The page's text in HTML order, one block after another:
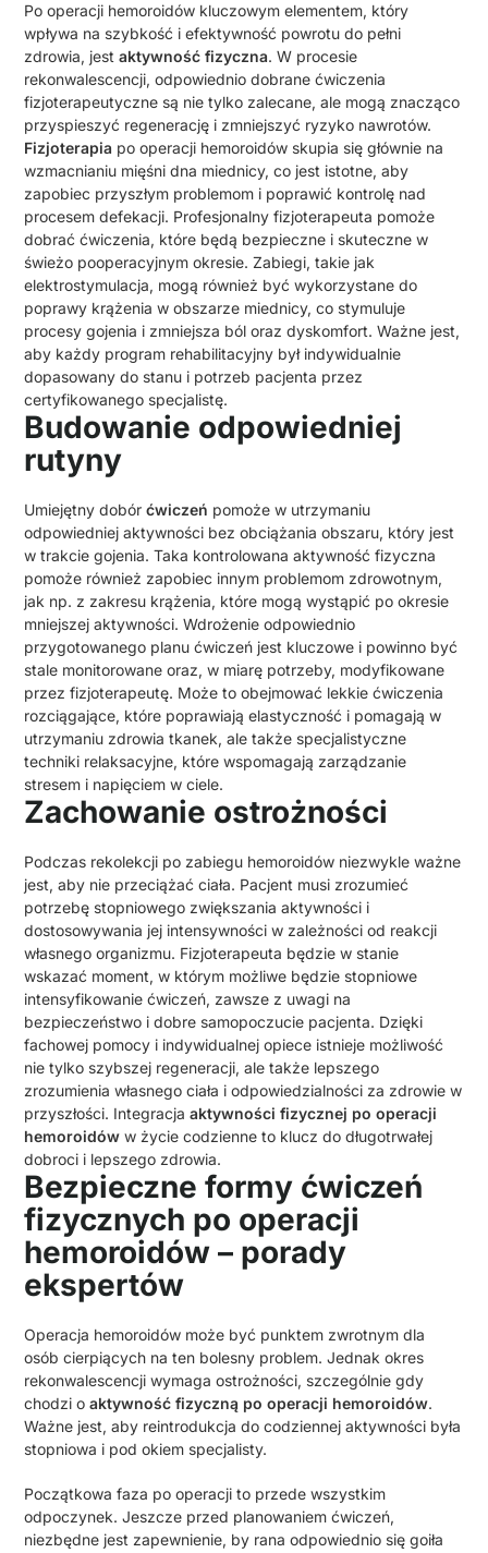
Po operacji hemoroidów kluczowym elementem, który
wpływa na szybkość i efektywność powrotu do pełni
zdrowia, jestaktywność fizyczna. W procesie
rekonwalescencji, odpowiednio dobrane ćwiczenia
fizjoterapeutyczne są nie tylko zalecane, ale mogą znacząco
przyspieszyć regenerację i zmniejszyć ryzyko nawrotów.
Fizjoterapia po operacji hemoroidów skupia się głównie na
wzmacnianiu mięśni dna miednicy, co jest istotne, aby
zapobiec przyszłym problemom i poprawić kontrolę nad
procesem defekacji. Profesjonalny fizjoterapeuta pomoże
dobrać ćwiczenia, które będą bezpieczne i skuteczne w
świeżo pooperacyjnym okresie. Zabiegi, takie jak
elektrostymulacja, mogą również być wykorzystane do
poprawy krążenia w obszarze miednicy, co stymuluje
procesy gojenia i zmniejsza ból oraz dyskomfort. Ważne jest,
aby każdy program rehabilitacyjny był indywidualnie
dopasowany do stanu i potrzeb pacjenta przez
certyfikowanego specjalistę.
Budowanie odpowiedniej
rutyny
Umiejętny dobórćwiczeń pomoże w utrzymaniu
odpowiedniej aktywności bez obciążania obszaru, który jest
w trakcie gojenia. Taka kontrolowana aktywność fizyczna
pomoże również zapobiec innym problemom zdrowotnym,
jak np. z zakresu krążenia, które mogą wystąpić po okresie
mniejszej aktywności. Wdrożenie odpowiednio
przygotowanego planu ćwiczeń jest kluczowe i powinno być
stale monitorowane oraz, w miarę potrzeby, modyfikowane
przez fizjoterapeutę. Może to obejmować lekkie ćwiczenia
rozciągające, które poprawiają elastyczność i pomagają w
utrzymaniu zdrowia tkanek, ale także specjalistyczne
techniki relaksacyjne, które wspomagają zarządzanie
stresem i napięciem w ciele.
Zachowanie ostrożności
Podczas rekolekcji po zabiegu hemoroidów niezwykle ważne
jest, aby nie przeciążać ciała. Pacjent musi zrozumieć
potrzebę stopniowego zwiększania aktywności i
dostosowywania jej intensywności w zależności od reakcji
własnego organizmu. Fizjoterapeuta będzie w stanie
wskazać moment, w którym możliwe będzie stopniowe
intensyfikowanie ćwiczeń, zawsze z uwagi na
bezpieczeństwo i dobre samopoczucie pacjenta. Dzięki
fachowej pomocy i indywidualnej opiece istnieje możliwość
nie tylko szybszej regeneracji, ale także lepszego
zrozumienia własnego ciała i odpowiedzialności za zdrowie w
przyszłości. Integracjaaktywności fizycznej po operacji
hemoroidów w życie codzienne to klucz do długotrwałej
dobroci i lepszego zdrowia.
Bezpieczne formy ćwiczeń
fizycznych po operacji
hemoroidów – porady
ekspertów
Operacja hemoroidów może być punktem zwrotnym dla
osób cierpiących na ten bolesny problem. Jednak okres
rekonwalescencji wymaga ostrożności, szczególnie gdy
chodzi oaktywność fizyczną po operacji hemoroidów.
Ważne jest, aby reintrodukcja do codziennej aktywności była
stopniowa i pod okiem specjalisty.
Początkowa faza po operacji to przede wszystkim
odpoczynek. Jeszcze przed planowaniem ćwiczeń,
niezbędne jest zapewnienie, by rana odpowiednio się goiła